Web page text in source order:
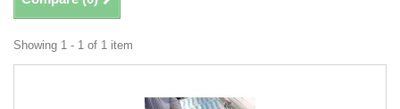
Showing 1 - 1 of 1 item